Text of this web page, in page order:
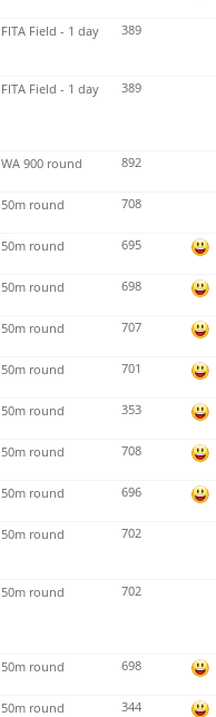
FITA Field - 1 day 389
FITA Field - 1 day 389
WA 900 round 892
50m round 708
50m round 695
50m round 698
50m round 707
50m round 701
50m round 353
50m round 708
50m round 696
50m round 702
50m round 702
50m round 698
50m round 344